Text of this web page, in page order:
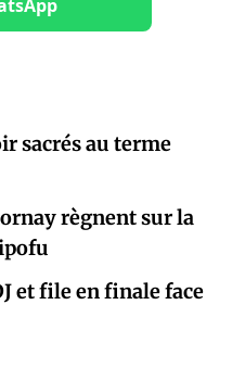
sacrés au terme
règnent sur la
et file en finale face